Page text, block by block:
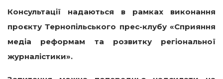
Консультації надаються в рамках виконання
проєкту Тернопільського прес-клубу «Сприяння
медіа реформам та розвитку регіональної
журналістики».